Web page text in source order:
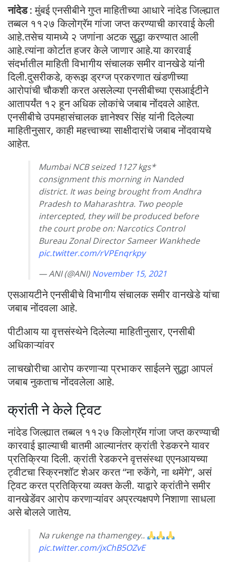
नांदेड :मुंबई एनसीबीने गुप्त माहितीच्या आधारे नांदेड जिल्ह्यात
तब्बल ११२७ किलोग्रॅम गांजा जप्त करण्याची कारवाई केली
आहे.तसेच यामध्ये २ जणांना अटक सुद्धा करण्यात आली
आहे.त्यांना कोर्टात हजर केले जाणार आहे.या कारवाई
संदर्भातील माहिती विभागीय संचालक समीर वानखेडे यांनी
दिली.दुसरीकडे, क्रूझ ड्रग्ज प्रकरणात खंडणीच्या
आरोपांची चौकशी करत असलेल्या एनसीबीच्या एसआईटीने
आतापर्यंत १२ हून अधिक लोकांचे जबाब नोंदवले आहेत.
एनसीबीचे उपमहासंचालक ज्ञानेश्वर सिंह यांनी दिलेल्या
माहितीनुसार, काही महत्त्वाच्या साक्षीदारांचे जबाब नोंदवायचे
आहेत.
Mumbai NCB seized 1127 kgs*
consignment this morning in Nanded
district. It was being brought from Andhra
Pradesh to Maharashtra. Two people
intercepted, they will be produced before
the court probe on: Narcotics Control
Bureau Zonal Director Sameer Wankhede
pic.twitter.com/rVPEnqrkpy
— ANI (@ANI)November 15, 2021
एसआयटीने एनसीबीचे विभागीय संचालक समीर वानखेडे यांचा
जबाब नोंदवला आहे.
पीटीआय या वृत्तसंस्थेने दिलेल्या माहितीनुसार, एनसीबी
अधिकाऱ्यांवर
लाचखोरीचा आरोप करणाऱ्या प्रभाकर साईलने सुद्धा आपलं
जबाब नुकताच नोंदवलेला आहे.
क्रांती ने केले ट्विट
नांदेड जिल्ह्यात तब्बल ११२७ किलोग्रॅम गांजा जप्त करण्याची
कारवाई झाल्याची बातमी आल्यानंतर क्रांती रेडकरने यावर
प्रतिक्रिया दिली. क्रांती रेडकरने वृत्तसंस्था एएनआयच्या
ट्वीटचा स्क्रिनशॉट शेअर करत “ना रुकेंगे, ना थमेंगे”, असं
ट्विट करत प्रतिक्रिया व्यक्त केली. याद्वारे क्रांतीने समीर
वानखेडेंवर आरोप करणाऱ्यांवर अप्रत्यक्षपणे निशाणा साधला
असे बोलले जातेय.
Na rukenge na thamengey..
pic.twitter.com/jxChB5OZvE